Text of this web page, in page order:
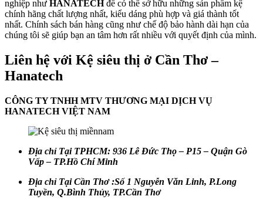
nghiệp như HANATECHđể có thể sở hữu những sản phẩm kệ
chính hãng chất lượng nhất, kiểu dáng phù hợp và giá thành tốt
nhất. Chính sách bán hàng cũng như chế độ bảo hành dài hạn của
chúng tôi sẽ giúp bạn an tâm hơn rất nhiều với quyết định của mình.
Liên hệ với Kệ siêu thị ở Cần Thơ –
Hanatech
CÔNG TY TNHH MTV THƯƠNG MẠI DỊCH VỤ
HANATECH VIỆT NAM
Địa chỉ Tại TPHCM: 936 Lê Đức Thọ – P15 – Quận Gò
Vấp – TP.Hồ Chí Minh
Địa chỉ Tại Cần Thơ :Số 1 Nguyễn Văn Linh, P.Long
Tuyền, Q.Bình Thủy, TP.Cần Thơ